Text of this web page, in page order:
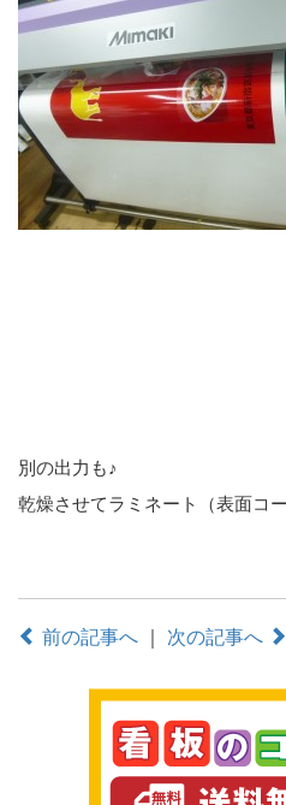
別の出力も♪
乾燥させてラミネート（表面コ
前の記事へ 次の記事へ